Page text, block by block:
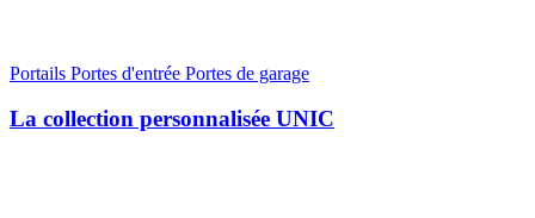
Portails Portes d'entrée Portes de garage
La collection personnalisée UNIC